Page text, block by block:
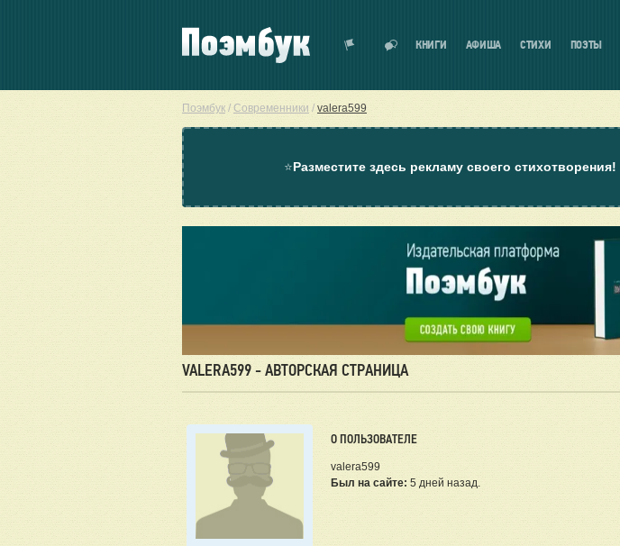
КНИГИ АФИША СТИХИ ПОЭТЫ
Поэмбук / Современники / valera599
⭐Разместите здесь рекламу своего стихотворения!
VALERA599 - АВТОРСКАЯ СТРАНИЦА
О ПОЛЬЗОВАТЕЛЕ
valera599
Был на сайте: 5 дней назад.